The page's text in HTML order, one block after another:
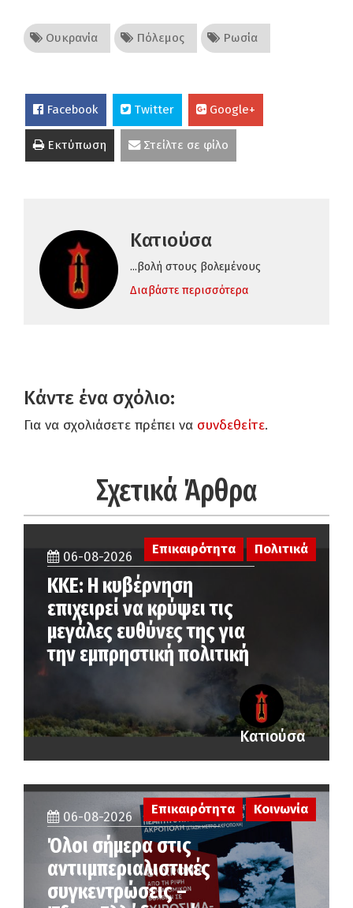
Ουκρανία Πόλεμος Ρωσία
Facebook Twitter Google+
Εκτύπωση Στείλτε σε φίλο
Κατιούσα
...βολή στους βολεμένους
Διαβάστε περισσότερα
Κάντε ένα σχόλιο:
Για να σχολιάσετε πρέπει να συνδεθείτε.
Σχετικά Άρθρα
Επικαιρότητα Πολιτικά
06-08-2026
ΚΚΕ: Η κυβέρνηση
επιχειρεί να κρύψει τις
μεγάλες ευθύνες της για
την εμπρηστική πολιτική
Κατιούσα
06-08-2026
Όλοι σήμερα στις
αντιιμπεριαλιστικές
συγκεντρώσεις –
Επικαιρότητα Κοινωνία